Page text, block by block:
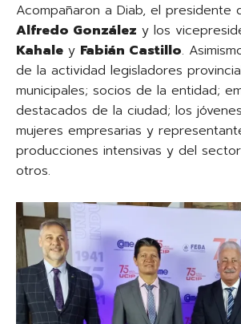
Acompañaron a Diab, el presidente
Alfredo González y los
Kahale y Fabián Castillo.
de la actividad legisladores
municipales; socios de la entidad;
destacados de la ciudad; los
mujeres empresarias y
producciones intensivas y del
otros.